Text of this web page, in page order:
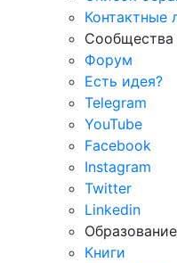
Контактные
Сообщества
Форум
Есть идея?
Telegram
YouTube
Facebook
Instagram
Twitter
Linkedin
Книги